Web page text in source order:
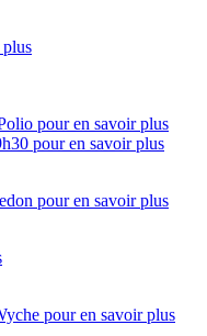
pour en savoir plus
pour en savoir plus
pour en savoir plus
pour en savoir plus